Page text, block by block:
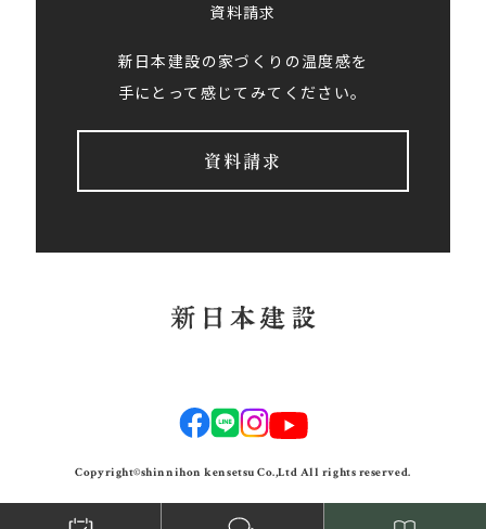
資料請求
新日本建設の家づくりの温度感を
手にとって感じてみてください。
資料請求
Copyright©shinnihon kensetsu Co.,Ltd All rights reserved.